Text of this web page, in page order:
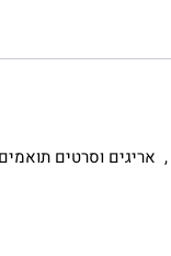
וסרטים תואמים